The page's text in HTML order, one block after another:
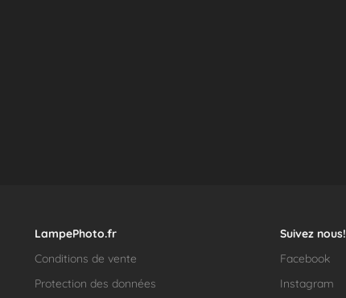
LampePhoto.fr
Conditions de vente
Protection des données
Suivez nous!
Facebook
Instagram